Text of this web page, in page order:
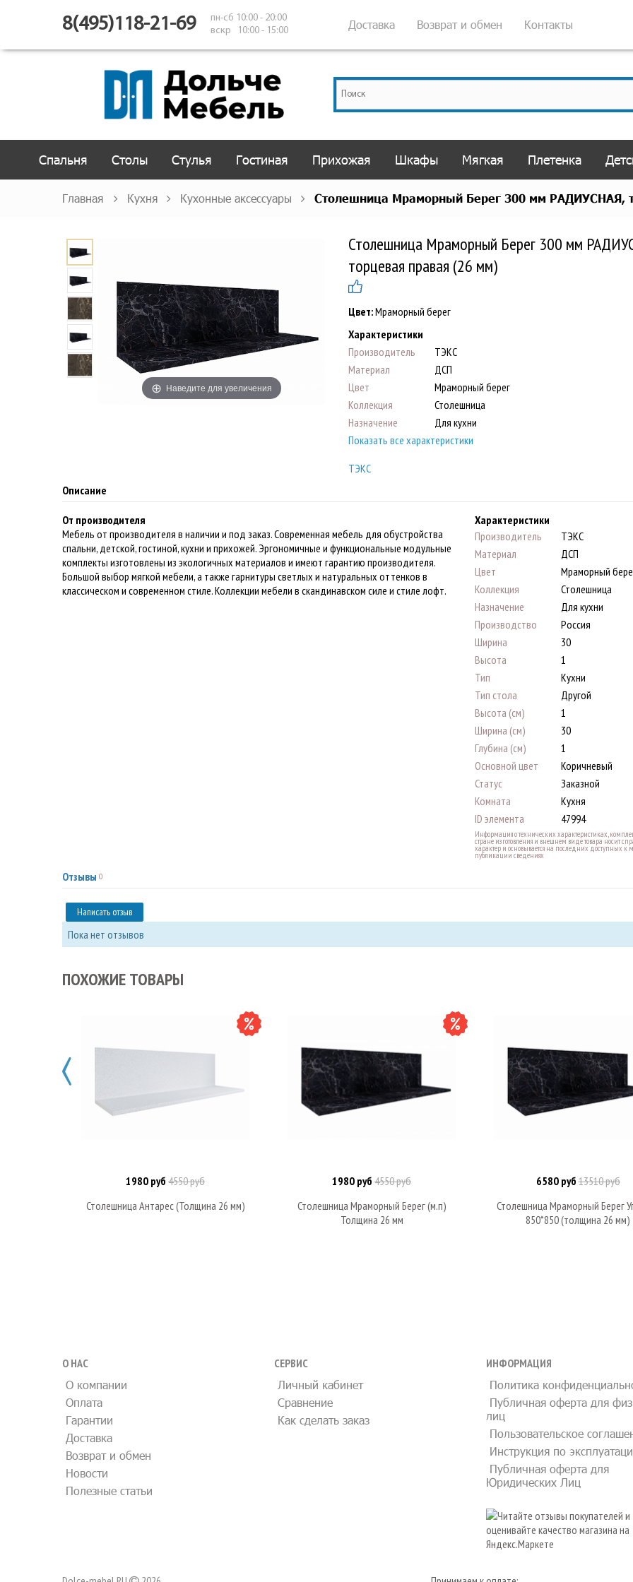
8(495)118-21-69
пн-сб 10:00 - 20:00
вскр 10:00 - 15:00
Доставка Возврат и обмен Контакты
Спальня Столы Стулья Гостиная Прихожая Шкафы Мягкая Плетенка
Главная Кухня Кухонные аксессуары Столешница Мраморный Берег 300 мм РАДИУСНАЯ,
Наведите для увеличения
Столешница Мраморный Берег 300 мм
торцевая правая (26 мм)
Цвет:Мраморный берег
Характеристики
Производитель
ТЭКС
Материал
ДСП
Цвет
Мраморный берег
Коллекция
Столешница
Назначение
Для кухни
Показать все характеристики
ТЭКС
Описание
От производителя
Мебель от производителя в наличии и под заказ. Современная мебель для обустройства
спальни, детской, гостиной, кухни и прихожей. Эргономичные и функциональные модульные
комплекты изготовлены из экологичных материалов и имеют гарантию производителя.
Большой выбор мягкой мебели, а также гарнитуры светлых и натуральных оттенков в
классическом и современном стиле. Коллекции мебели в скандинавском силе и стиле лофт.
Характеристики
Производитель
ТЭКС
Материал
ДСП
Цвет
Мраморный
Коллекция
Столешница
Назначение
Для кухни
Производство
Россия
Ширина
30
Высота
1
Тип
Кухни
Тип стола
Другой
Высота (см)
1
Ширина (см)
30
Глубина (см)
1
Основной цвет
Коричневый
Статус
Заказной
Комната
Кухня
ID элемента
47994
Информация о технических характеристиках,
стране изготовления и внешнем виде товара носит
характер и основывается на последних доступных к
публикации сведениях
Отзывы 0
Написать отзыв
Пока нет отзывов
ПОХОЖИЕ ТОВАРЫ
Под заказ
1980 руб 4550 руб
Столешница Антарес (Толщина 26 мм)
Под заказ
1980 руб 4550 руб
Столешница Мраморный Берег (м.п)
Толщина 26 мм
Под заказ
6580 руб13510 руб
Столешница Мраморный Берег
850*850 (толщина 26 мм)
О НАС
О компании
Оплата
Гарантии
Доставка
Возврат и обмен
Новости
Полезные статьи
СЕРВИС
Личный кабинет
Сравнение
Как сделать заказ
ИНФОРМАЦИЯ
Политика
Публичная оферта для
лиц
Пользовательское
Инструкция по
Публичная оферта для
Юридических Лиц